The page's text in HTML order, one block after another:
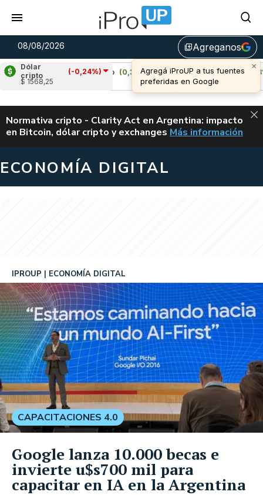
08/08/2026 library_addAgreganos
Dólar
cripto
(-0,24%)
$ 1568,25
Cardano (0,38%)
Avalanche (1,28%)
u$s 6,55
ALERTA
Normativa cripto - Clarity Act en Argentina: impacto
en Bitcoin, dólar cripto y exchanges CLARITY ACT EN
Más información
ECONOMÍA DIGITAL
IPROUP ECONOMÍA DIGITAL
CAPACITACIONES 4.0
Google lanza 10.000 becas e
invierte u$s700 mil para
capacitar en IA en la Argentina